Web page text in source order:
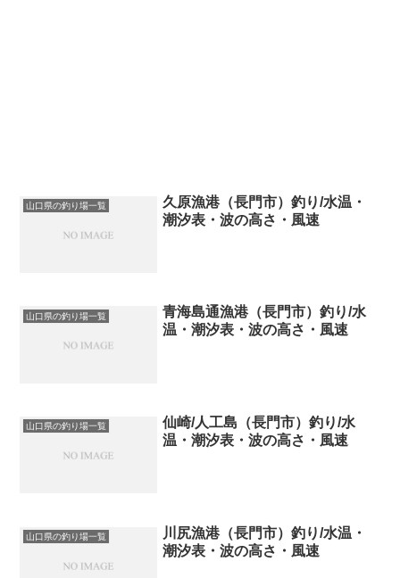
山口県の釣り場一覧
久原漁港（長門市）釣り/水温・
潮汐表・波の高さ・風速
山口県の釣り場一覧
青海島通漁港（長門市）釣り/水
温・潮汐表・波の高さ・風速
山口県の釣り場一覧
仙崎/人工島（長門市）釣り/水
温・潮汐表・波の高さ・風速
山口県の釣り場一覧
川尻漁港（長門市）釣り/水温・
潮汐表・波の高さ・風速